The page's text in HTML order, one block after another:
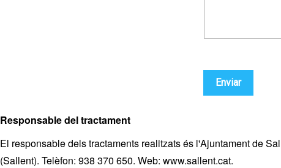
Responsable del tractament
El responsable dels tractaments realitzats és l'Ajuntament de
(Sallent). Telèfon: 938 370 650. Web: www.sallent.cat.